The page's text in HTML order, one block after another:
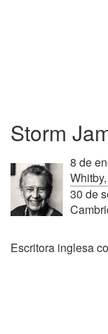
Storm
8 de
30 de
Escritora inglesa